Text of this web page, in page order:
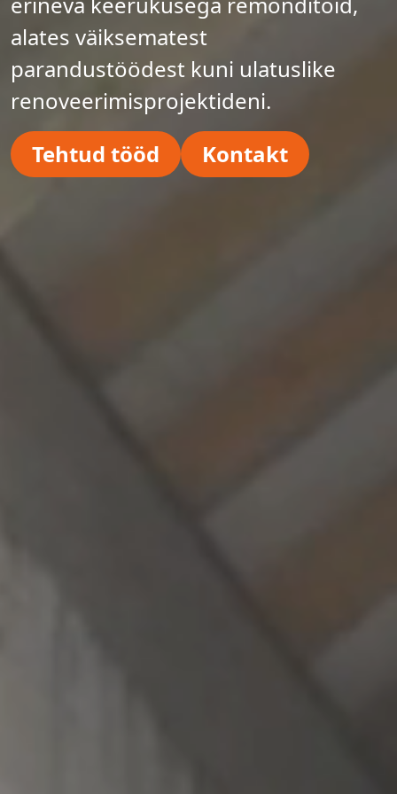
alates väiksematest
parandustöödest kuni ulatuslike
renoveerimisprojektideni.
Tehtud tööd
Kontakt